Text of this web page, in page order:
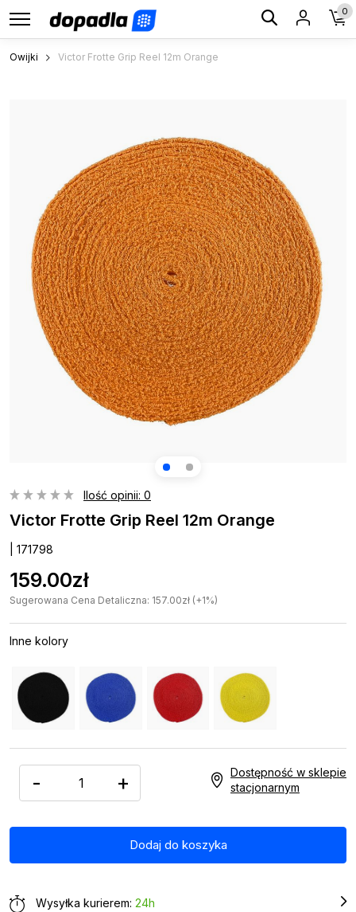
0
Owijki Victor Frotte Grip Reel 12m Orange
Ilość opinii: 0
Victor Frotte Grip Reel 12m Orange
| 171798
159.00zł
Sugerowana Cena Detaliczna: 157.00zł (+1%)
Inne kolory
- +
Dostępność w sklepie
stacjonarnym
Wysyłka kurierem: 24h